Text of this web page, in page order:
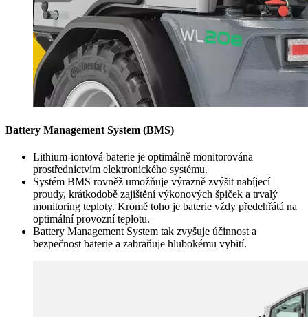
Battery Management System (BMS)
Lithium-iontová baterie je optimálně monitorována
prostřednictvím elektronického systému.
Systém BMS rovněž umožňuje výrazně zvýšit nabíjecí
proudy, krátkodobě zajištění výkonových špiček a trvalý
monitoring teploty. Kromě toho je baterie vždy předehřátá na
optimální provozní teplotu.
Battery Management System tak zvyšuje účinnost a
bezpečnost baterie a zabraňuje hlubokému vybití.